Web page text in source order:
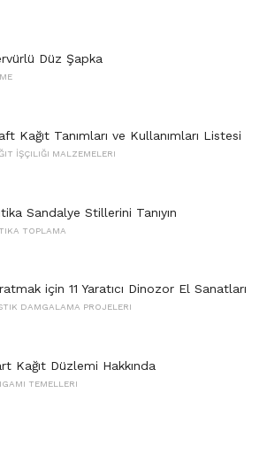
Düz Şapka
Kağıt Tanımları ve Kullanımları Listesi
İŞÇILIĞI MALZEMELERI
Sandalye Stillerini Tanıyın
TOPLAMA
için 11 Yaratıcı Dinozor El Sanatları
DAMGALAMA PROJELERI
Kağıt Düzlemi Hakkında
TEMELLERI